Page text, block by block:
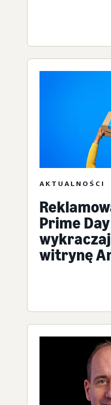
AKTUALNOŚCI
Prime Day
witrynę